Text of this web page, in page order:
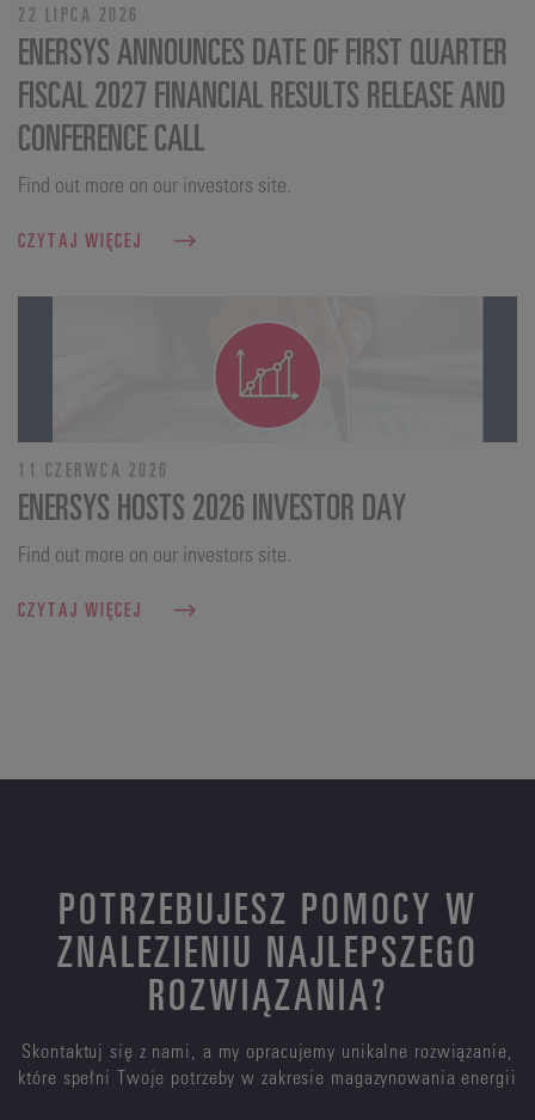
22 LIPCA 2026
ENERSYS ANNOUNCES DATE OF FIRST QUARTER
FISCAL 2027 FINANCIAL RESULTS RELEASE AND
CONFERENCE CALL
Find out more on our investors site.
CZYTAJ WIĘCEJ
11 CZERWCA 2026
ENERSYS HOSTS 2026 INVESTOR DAY
Find out more on our investors site.
CZYTAJ WIĘCEJ
POTRZEBUJESZ POMOCY W
ZNALEZIENIU NAJLEPSZEGO
ROZWIĄZANIA?
Skontaktuj się z nami, a my opracujemy unikalne rozwiązanie,
które spełni Twoje potrzeby w zakresie magazynowania energii